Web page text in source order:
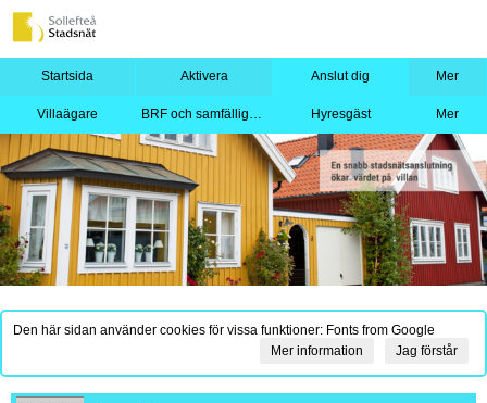
Startsida Aktivera Anslut dig Mer
Villaägare BRF och samfällighet Hyresgäst Mer
Den här sidan använder cookies för vissa funktioner: Fonts from Google
Jag förstår
Mer information